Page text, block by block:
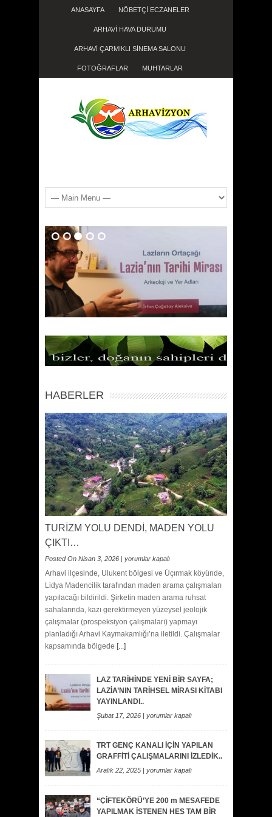
ANASAYFA NÖBETÇİ ECZANELER
ARHAVİ HAVA DURUMU
ARHAVİ ÇARMIKLI SİNEMA SALONU
FOTOĞRAFLAR MUHTARLAR
HABERLER
TURİZM YOLU DENDİ, MADEN YOLU
ÇIKTI…
Posted On Nisan 3, 2026 | TURİZM
YOLU
YOLU
ÇIKTI…
için
yorumlar kapalı
Arhavi ilçesinde, Ulukent bölgesi ve Üçırmak köyünde,
Lidya Madencilik tarafından maden arama çalışmaları
yapılacağı bildirildi. Şirketin maden arama ruhsat
sahalarında, kazı gerektirmeyen yüzeysel jeolojik
çalışmalar (prospeksiyon çalışmaları) yapmayı
planladığı Arhavi Kaymakamlığı’na iletildi. Çalışmalar
kapsamında bölgede [...]
LAZ TARİHİNDE YENİ BİR SAYFA;
LAZİA’NIN TARİHSEL MİRASI KİTABI
YAYINLANDI..
Şubat 17, 2026 | LAZ
BİR
SAYFA;
LAZİA’NIN
KİTABI
YAYINLANDI..
yorumlar kapalı
TRT GENÇ KANALI İÇİN YAPILAN
GRAFFİTİ ÇALIŞMALARINI İZLEDİK..
Aralık 22, 2025 | TRT
İÇİN
YAPILAN
yorumlar kapalı
“ÇİFTEKÖRÜ’YE 200 m MESAFEDE
YAPILMAK İSTENEN HES TAM BİR